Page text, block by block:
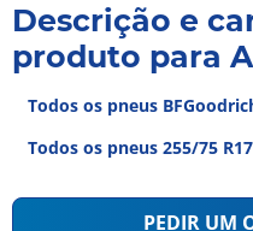
Descrição e
produto para
Todos os pneus
Todos os pneus‎ 255/75
PEDIR UM